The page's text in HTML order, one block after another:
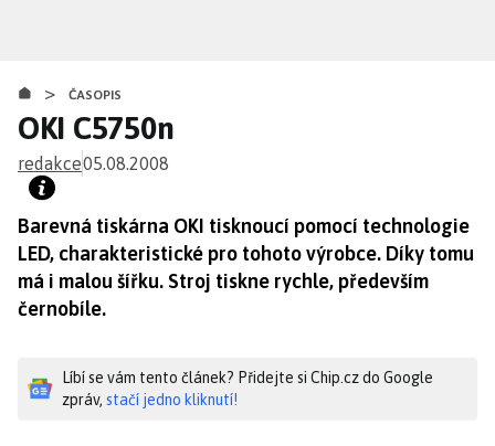
obsahu
> ČASOPIS
OKI C5750n
redakce05.08.2008
Barevná tiskárna OKI tisknoucí pomocí technologie
LED, charakteristické pro tohoto výrobce. Díky tomu
má i malou šířku. Stroj tiskne rychle, především
černobíle.
Líbí se vám tento článek? Přidejte si Chip.cz do Google
zpráv, stačí jedno kliknutí!